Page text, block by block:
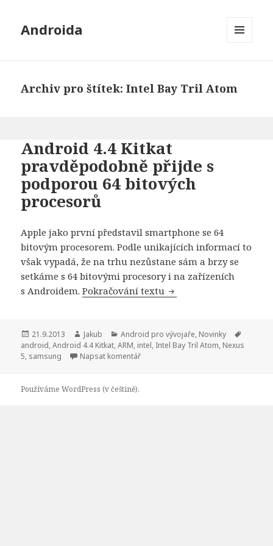
Androida
Archiv pro štítek: Intel Bay Tril Atom
Android 4.4 Kitkat
pravděpodobně přijde s
podporou 64 bitových
procesorů
Apple jako první představil smartphone se 64
bitovým procesorem. Podle unikajících informací to
však vypadá, že na trhu nezůstane sám a brzy se
setkáme s 64 bitovými procesory i na zařízeních
s Androidem.Pokračování textu Android 4.4 Kitkat
Publikováno:
21.9.2013 Autor:
Jakub Rubriky:
Android pro vývojaře, Novinky
android,Android 4.4 Kitkat,ARM, intel, Intel Bay Tril Atom, Nexus
5, samsung Napsat komentář
Používáme WordPress (v češtině).